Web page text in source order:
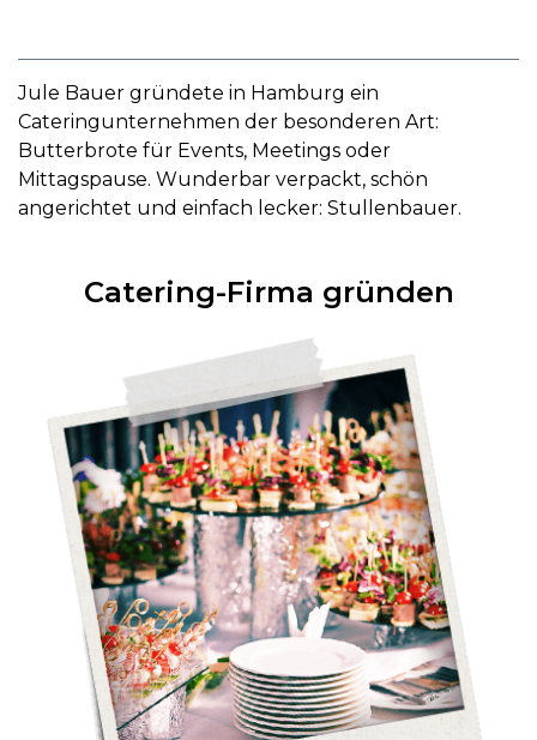
Jule Bauer gründete in Hamburg ein
Cateringunternehmen der besonderen Art:
Butterbrote für Events, Meetings oder
Mittagspause. Wunderbar verpackt, schön
angerichtet und einfach lecker: Stullenbauer.
Catering-Firma gründen